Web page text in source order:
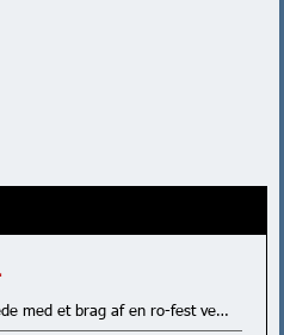
med et brag af en ro-fest ve…